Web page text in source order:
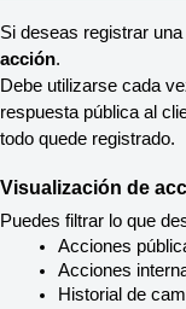
Si deseas registrar
acción.
Debe utilizarse cada
respuesta pública al
todo quede registrado.
Visualización de
Puedes filtrar lo que
Acciones
Acciones
Historial de